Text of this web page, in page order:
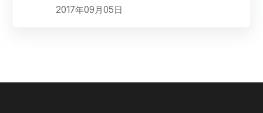
2017年09月05日